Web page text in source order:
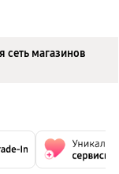
сеть магазинов